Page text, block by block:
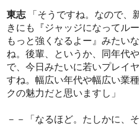
東志「そうですね。なので、
きにも『ジャッジになってル
もっと強くなるよー』みたい
ね。後輩、というか、同年代
で、今日みたいに若いプレイ
すね。幅広い年代や幅広い業
クの魅力だと思いますし」
－－「なるほど。たしかに、